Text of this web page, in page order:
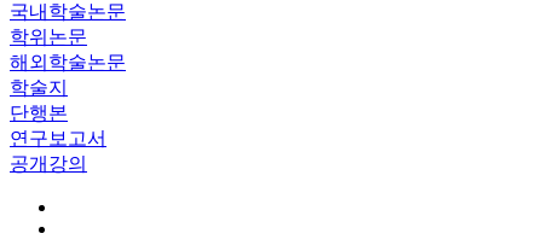
국내학술논문
학위논문
해외학술논문
학술지
단행본
연구보고서
공개강의